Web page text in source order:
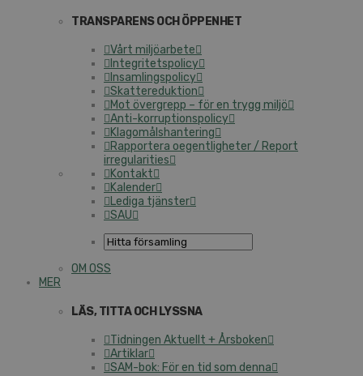
TRANSPARENS OCH ÖPPENHET
Vårt miljöarbete
Integritetspolicy
Insamlingspolicy
Skattereduktion
Mot övergrepp – för en trygg miljö
Anti-korruptionspolicy
Klagomålshantering
Rapportera oegentligheter / Report
irregularities
Kontakt
Kalender
Lediga tjänster
SAU
OM OSS
MER
LÄS, TITTA OCH LYSSNA
Tidningen Aktuellt + Årsboken
Artiklar
SAM-bok: För en tid som denna